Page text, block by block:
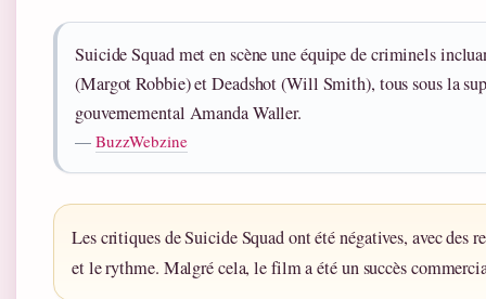
Suicide Squad met en scène une équipe de criminels
(Margot Robbie) et Deadshot (Will Smith), tous sous la
gouvernemental Amanda Waller.
— BuzzWebzine
Les critiques de Suicide Squad ont été négatives, avec des
et le rythme. Malgré cela, le film a été un succès